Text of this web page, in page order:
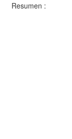
Resumen :